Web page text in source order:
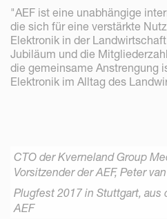
"AEF ist eine unabhängige
die sich für eine verstärkte
Elektronik in der
Jubiläum und die
die gemeinsame Anstrengung
Elektronik im Alltag des
CTO der Kverneland Group
Vorsitzender der AEF, Peter
Plugfest 2017 in Stuttgart, aus
AEF